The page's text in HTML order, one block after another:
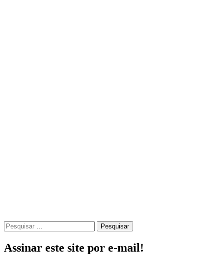
Pesquisar
por:
Assinar este site por e-mail!